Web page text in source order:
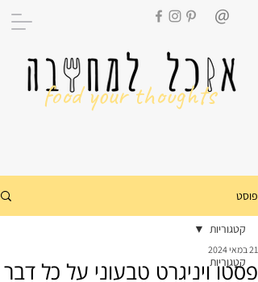
food your thoughts
פוסט
קטגוריות
קטגוריות
פסטו ויניגרט טבעוני על כל דבר
21 במאי 2024